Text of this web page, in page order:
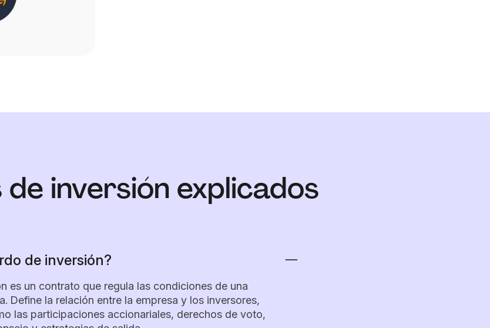
inversión explicados
de inversión?
es un contrato que regula las condiciones de una
Define la relación entre la empresa y los inversores,
las participaciones accionariales, derechos de voto,